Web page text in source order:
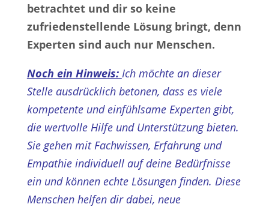
betrachtet und dir so keine
zufriedenstellende Lösung bringt, denn
Experten sind auch nur Menschen.
Noch ein Hinweis: Ich möchte an dieser
Stelle ausdrücklich betonen, dass es viele
kompetente und einfühlsame Experten gibt,
die wertvolle Hilfe und Unterstützung bieten.
Sie gehen mit Fachwissen, Erfahrung und
Empathie individuell auf deine Bedürfnisse
ein und können echte Lösungen finden. Diese
Menschen helfen dir dabei, neue